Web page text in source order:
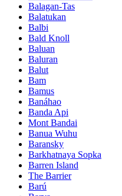
Balagan-Tas
Balatukan
Balbi
Bald Knoll
Baluan
Baluran
Balut
Bam
Bamus
Banáhao
Banda Api
Mont Bandai
Banua Wuhu
Baransky
Barkhatnaya Sopka
Barren Island
The Barrier
Barú